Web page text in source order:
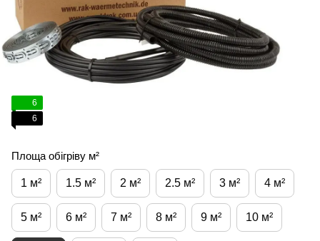
6
6
Площа обігріву м²
1 м² 1.5 м² 2 м² 2.5 м² 3 м² 4 м²
5 м² 6 м² 7 м² 8 м² 9 м² 10 м²